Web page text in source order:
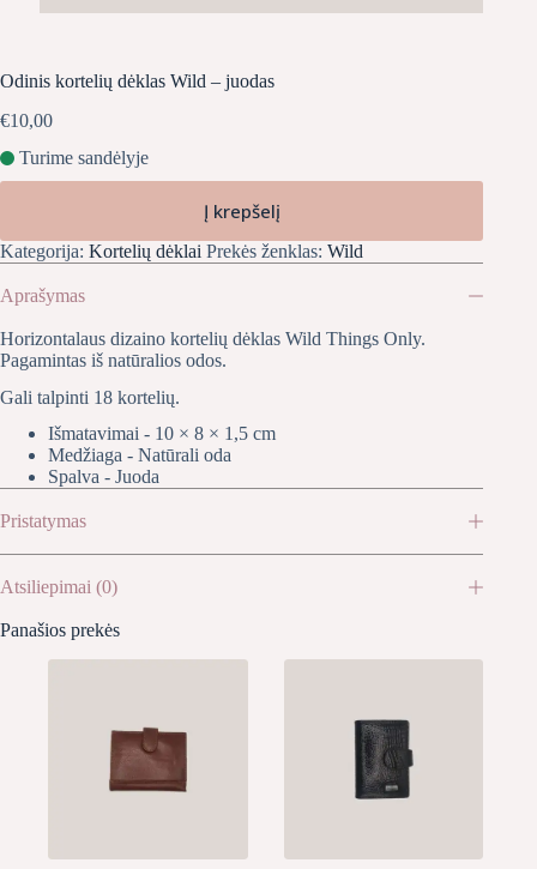
Odinis kortelių dėklas Wild – juodas
€10,00
Turime sandėlyje
Į krepšelį
Kategorija: Kortelių dėklai Prekės ženklas: Wild
Aprašymas
Horizontalaus dizaino kortelių dėklas Wild Things Only.
Pagamintas iš natūralios odos.
Gali talpinti 18 kortelių.
Išmatavimai - 10 × 8 × 1,5 cm
Medžiaga - Natūrali oda
Spalva - Juoda
Pristatymas
Atsiliepimai (0)
Panašios prekės